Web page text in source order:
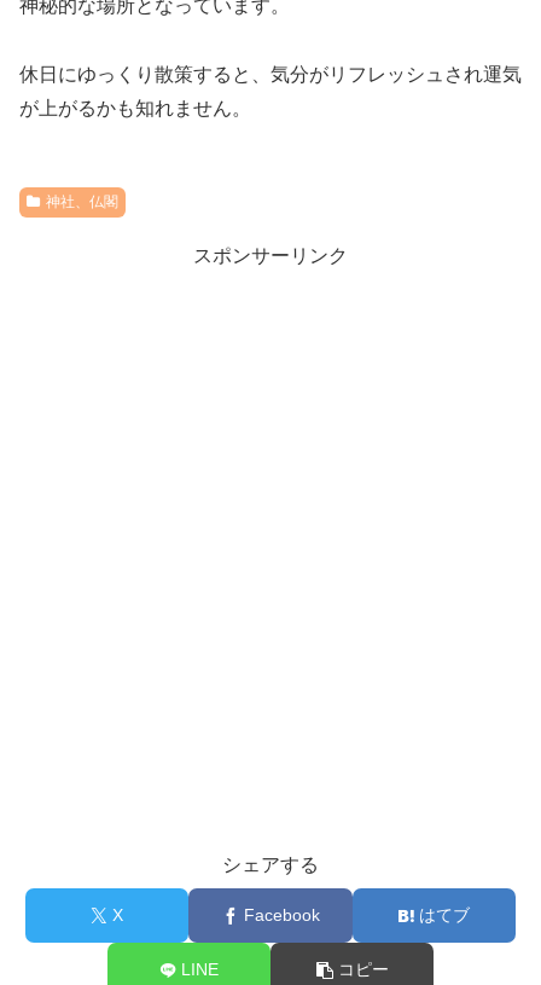
神秘的な場所となっています。
休日にゆっくり散策すると、気分がリフレッシュされ運気
が上がるかも知れません。
神社、仏閣
スポンサーリンク
シェアする
X Facebook はてブ
LINE コピー